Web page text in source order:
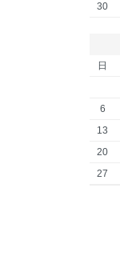
30
日
6
13
20
27